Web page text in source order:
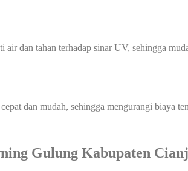
dan tahan terhadap sinar UV, sehingga
dan mudah, sehingga mengurangi biaya
Gulung Kabupaten